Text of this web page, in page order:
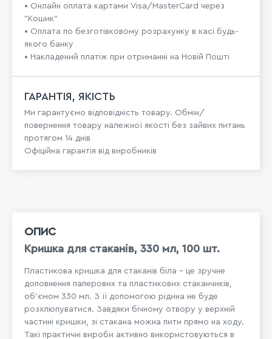
• Онлайн оплата картами Visa/MasterCard через
"Кошик"
• Оплата по безготівковому розрахунку в касі будь-
якого банку
• Накладений платіж при отриманні на Новій Пошті
ГАРАНТІЯ, ЯКІСТЬ
Ми гарантуємо відповідність товару. Обмін/
повернення товару належної якості без зайвих питань
протягом 14 днів
Офіційна гарантія від виробників
ОПИС
Кришка для стаканів, 330 мл, 100 шт.
Пластикова кришка для стаканів біла - це зручне
доповнення паперових та пластикових стаканчиків,
об'ємом 330 мл. З її допомогою рідина не буде
розхлюпуватися. Завдяки бічному отвору у верхній
частині кришки, зі стакана можна пити прямо на ходу.
Такі практичні вироби активно використовуються в